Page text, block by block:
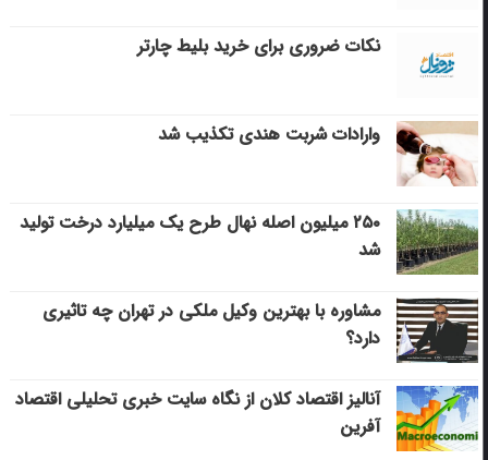
نکات ضروری برای خرید بلیط چارتر
وارادات شربت هندی تکذیب شد
۲۵۰ میلیون اصله نهال طرح یک میلیارد درخت تولید
شد
مشاوره با بهترین وکیل ملکی در تهران چه تاثیری
دارد؟
آنالیز اقتصاد کلان از نگاه سایت خبری تحلیلی اقتصاد
آفرین